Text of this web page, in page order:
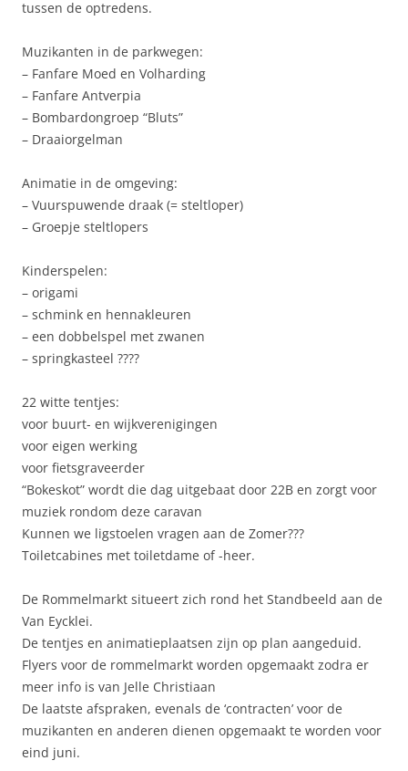
tussen de optredens.
Muzikanten in de parkwegen:
– Fanfare Moed en Volharding
– Fanfare Antverpia
– Bombardongroep “Bluts”
– Draaiorgelman
Animatie in de omgeving:
– Vuurspuwende draak (= steltloper)
– Groepje steltlopers
Kinderspelen:
– origami
– schmink en hennakleuren
– een dobbelspel met zwanen
– springkasteel ????
22 witte tentjes:
voor buurt- en wijkverenigingen
voor eigen werking
voor fietsgraveerder
“Bokeskot” wordt die dag uitgebaat door 22B en zorgt voor
muziek rondom deze caravan
Kunnen we ligstoelen vragen aan de Zomer???
Toiletcabines met toiletdame of -heer.
De Rommelmarkt situeert zich rond het Standbeeld aan de
Van Eycklei.
De tentjes en animatieplaatsen zijn op plan aangeduid.
Flyers voor de rommelmarkt worden opgemaakt zodra er
meer info is van Jelle Christiaan
De laatste afspraken, evenals de ‘contracten’ voor de
muzikanten en anderen dienen opgemaakt te worden voor
eind juni.